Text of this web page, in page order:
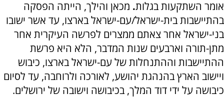
אומר השתקעות בגלות. מכאן והילך, הייתה הפסקה
בהתיישבות בית-ישראל/עם-ישראל בארצו, עד אשר ישובו
בני-ישראל אחר צאתם ממצרים לפרשה העיקרית אחר
מתן-תורה וארבעים שנות המדבר, הלא היא פרשת
ההתיישבות וההתנחלות של עם-ישראל בארצו, כיבוש
ויישוב הארץ בהנהגת יהושע, לאורכה ולרוחבה, עד לסיום
כיבושה על ידי דוד המלך, בכיבושה וישובה של ירושלים.